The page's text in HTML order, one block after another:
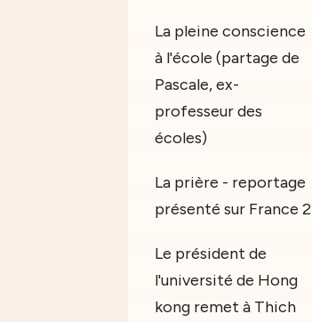
La pleine conscience
à l'école (partage de
Pascale, ex-
professeur des
écoles)
La prière - reportage
présenté sur France 2
Le président de
l'université de Hong
kong remet à Thich